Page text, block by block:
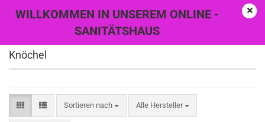
WILLKOMMEN IN UNSEREM ONLINE -
SANITÄTSHAUS
Knöchel
Sortieren nach
Sortieren nach Alle Hersteller